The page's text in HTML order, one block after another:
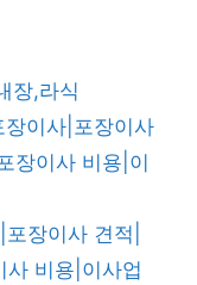
장,라식
이사|포장이사
장이사 비용|이
장이사 견적|
사 비용|이사업